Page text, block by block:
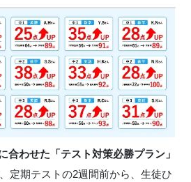
合わせた「テスト対策必勝プラン」
定期テストの2週間前から、生徒ひ